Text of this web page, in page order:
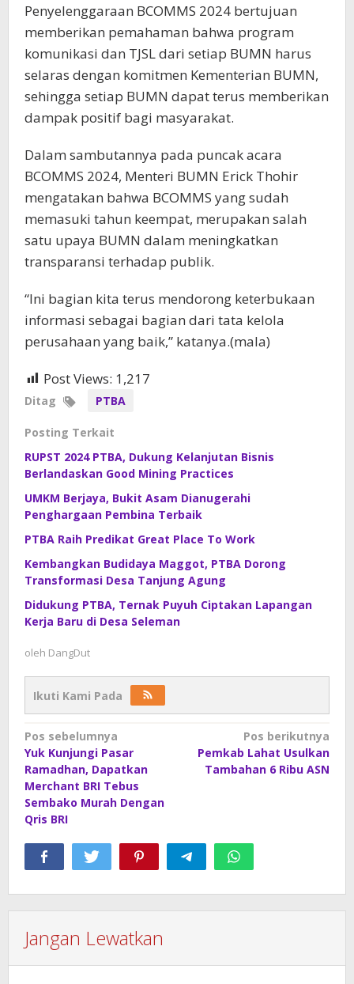
Penyelenggaraan BCOMMS 2024 bertujuan
memberikan pemahaman bahwa program
komunikasi dan TJSL dari setiap BUMN harus
selaras dengan komitmen Kementerian BUMN,
sehingga setiap BUMN dapat terus memberikan
dampak positif bagi masyarakat.
Dalam sambutannya pada puncak acara
BCOMMS 2024, Menteri BUMN Erick Thohir
mengatakan bahwa BCOMMS yang sudah
memasuki tahun keempat, merupakan salah
satu upaya BUMN dalam meningkatkan
transparansi terhadap publik.
“Ini bagian kita terus mendorong keterbukaan
informasi sebagai bagian dari tata kelola
perusahaan yang baik,” katanya.(mala)
Post Views: 1,217
Ditag PTBA
Posting Terkait
RUPST 2024 PTBA, Dukung Kelanjutan Bisnis
Berlandaskan Good Mining Practices
UMKM Berjaya, Bukit Asam Dianugerahi
Penghargaan Pembina Terbaik
PTBA Raih Predikat Great Place To Work
Kembangkan Budidaya Maggot, PTBA Dorong
Transformasi Desa Tanjung Agung
Didukung PTBA, Ternak Puyuh Ciptakan Lapangan
Kerja Baru di Desa Seleman
oleh DangDut
Ikuti Kami Pada
Navigasi
pos
Pos sebelumnya
Yuk Kunjungi Pasar
Ramadhan, Dapatkan
Merchant BRI Tebus
Sembako Murah Dengan
Qris BRI
Pos berikutnya
Pemkab Lahat Usulkan
Tambahan 6 Ribu ASN
Jangan Lewatkan